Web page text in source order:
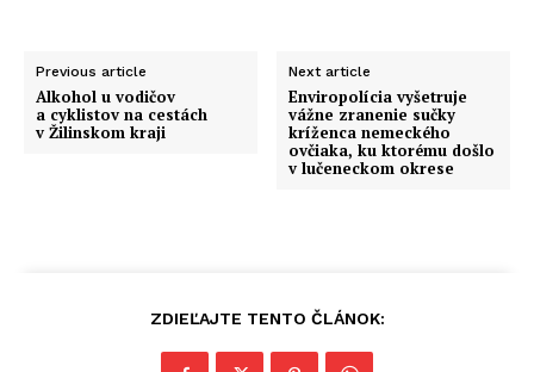
Previous article
Alkohol u vodičov
a cyklistov na cestách
v Žilinskom kraji
Next article
Enviropolícia vyšetruje
vážne zranenie sučky
kríženca nemeckého
ovčiaka, ku ktorému došlo
v lučeneckom okrese
ZDIEĽAJTE TENTO ČLÁNOK: